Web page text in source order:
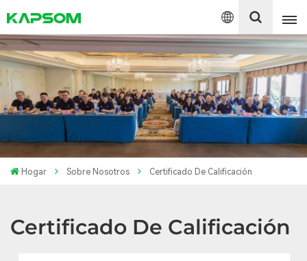
English
Español
Polski
Hogar Sobre Nosotros Certificado De Calificación
Certificado De Calificación